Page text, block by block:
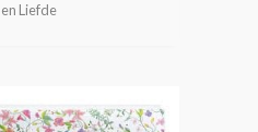
Liefde